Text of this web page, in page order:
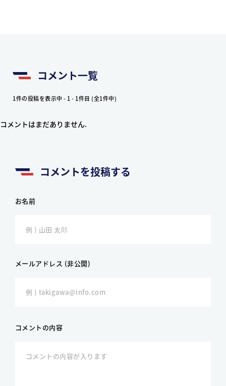
コメント一覧
1件の投稿を表示中 - 1 - 1件目 (全1件中)
コメントはまだありません.
コメントを投稿する
お名前
メールアドレス (非公開)
コメントの内容